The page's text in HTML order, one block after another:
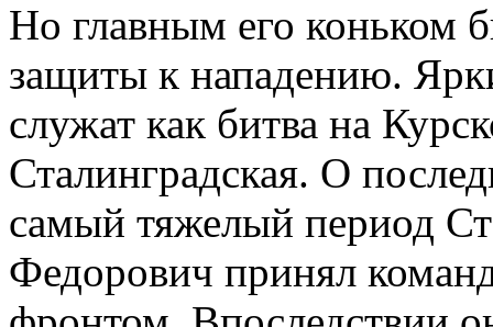
Но главным его коньком
защиты к нападению.
служат как битва на
Сталинградская. О
самый тяжелый период
Федорович принял